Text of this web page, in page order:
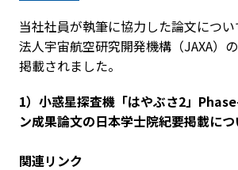
当社社員が執筆に協力した論文につ
法人宇宙航空研究開発機構（JAXA）
掲載されました。
1）小惑星探査機「はやぶさ2」
ン成果論文の日本学士院紀要掲載につ
関連リンク